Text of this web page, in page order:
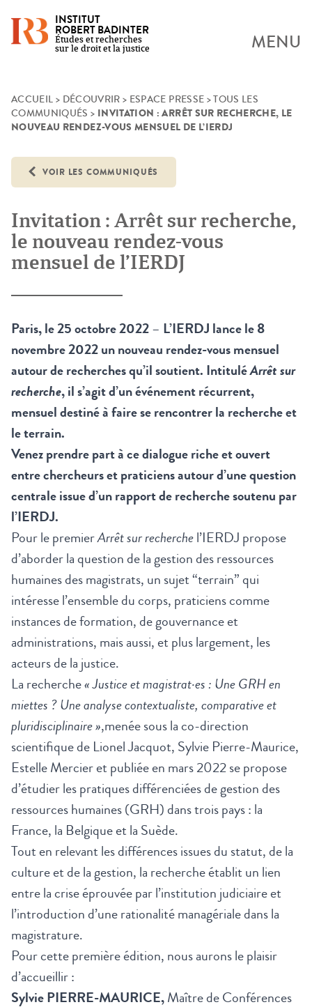
Skip
content
INSTITUT
ROBERT BADINTER
Études et recherches
sur le droit et la justice
MENU
ACCUEIL > DÉCOUVRIR > ESPACE PRESSE >TOUS LES
COMMUNIQUÉS > INVITATION : ARRÊT SUR RECHERCHE, LE
NOUVEAU RENDEZ-VOUS MENSUEL DE L’IERDJ
VOIR LES COMMUNIQUÉS
Invitation : Arrêt sur recherche,
le nouveau rendez-vous
mensuel de l’IERDJ
Paris, le 25 octobre 2022– L’IERDJ lance le 8
novembre 2022 un nouveau rendez-vous mensuel
autour de recherches qu’il soutient. IntituléArrêt sur
recherche, il s’agit d’un événement récurrent,
mensuel destiné à faire se rencontrer la recherche et
le terrain.
Venez prendre part à ce dialogue riche et ouvert
entre chercheurs et praticiens autour d’une question
centrale issue d’un rapport de recherche soutenu par
l’IERDJ.
Pour le premierArrêt sur recherchel’IERDJ propose
d’aborder la question de la gestion des ressources
humaines des magistrats, un sujet “terrain” qui
intéresse l’ensemble du corps, praticiens comme
instances de formation, de gouvernance et
administrations, mais aussi, et plus largement, les
acteurs de la justice.
La recherche« Justice et magistrat·es : Une GRH en
miettes ? Une analyse contextualiste, comparative et
pluridisciplinaire »,menée sous la co-direction
scientifique de Lionel Jacquot, Sylvie Pierre-Maurice,
Estelle Mercier et publiée en mars 2022 se propose
d’étudier les pratiques différenciées de gestion des
ressources humaines (GRH) dans trois pays : la
France, la Belgique et la Suède.
Tout en relevant les différences issues du statut, de la
culture et de la gestion, la recherche établit un lien
entre la crise éprouvée par l’institution judiciaire et
l’introduction d’une rationalité managériale dans la
magistrature.
Pour cette première édition, nous aurons le plaisir
d’accueillir :
Sylvie PIERRE-MAURICE,Maître de Conférences